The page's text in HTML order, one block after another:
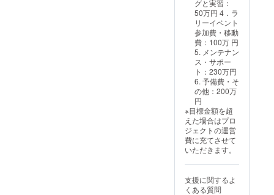
サイズ(男女兼
・ 身幅：約52〜
55cm
・着丈：約70〜
75cm
・肩幅：約45〜
48cm
・ 袖丈：約20〜
25cm :
ステッカーの長
さ15cmx 幅
10cm(長方形) ・
Tシャツのカラー
白色です。
グと実習：
50万円 4．ラ
リーイベント
参加費・移動
費：100万 円
5. メンテナン
ス・サポー
ト：230万円
6. 予備費・そ
の他：200万
円
※目標金額を超
えた場合はプロ
ジェクトの運営
費に充てさせて
いただきます。
支援に関するよ
くある質問